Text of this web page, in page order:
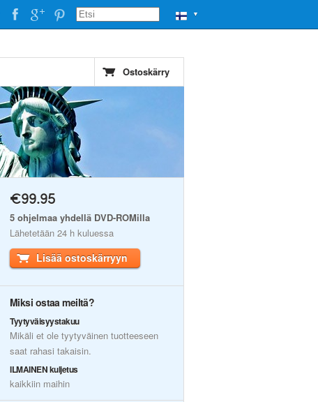
▼
Ostoskärry
€99.95
5 ohjelmaa yhdellä DVD-ROMilla
Lähetetään 24 h kuluessa
Lisää ostoskärryyn
Miksi ostaa meiltä?
Tyytyväisyystakuu
Mikäli et ole tyytyväinen tuotteeseen
saat rahasi takaisin.
ILMAINEN kuljetus
kaikkiin maihin